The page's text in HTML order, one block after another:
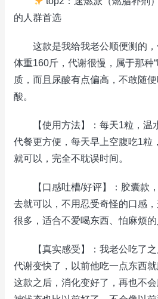
的人群首选
这款是我给我老公顺便测的，
体重160斤，代谢很慢，属于那种
质，而且尿酸有点偏高，不敢随
酸。
【使用方法】：每天1粒，温
代餐更方便，每天早上空腹吃1粒
就可以，完全不耽误时间。
【口感吐槽/好评】：胶囊款，
去就可以，不用忍受奇怪的口感
很多，适合不爱喝东西、怕麻烦的
【真实感受】：我老公吃了之
代谢变快了，以前他吃一点东西
这款之后，消化变好了，再也不